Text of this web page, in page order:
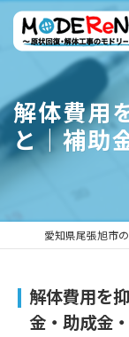
解体費用
と｜補助
解体費用を
金・助成金